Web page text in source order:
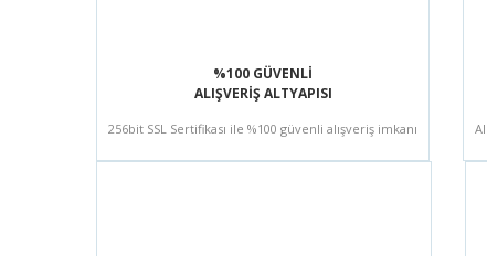
%100 GÜVENLİ
ALIŞVERİŞ ALTYAPISI
256bit SSL Sertifikası ile %100 güvenli alışveriş imkanı